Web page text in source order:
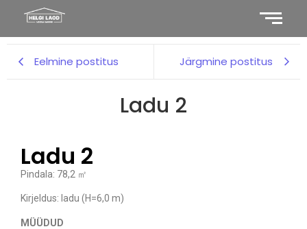
Eelmine postitus Järgmine postitus
Ladu 2
Ladu 2
Pindala: 78,2 ㎡
Kirjeldus: ladu (H=6,0 m)
MÜÜDUD